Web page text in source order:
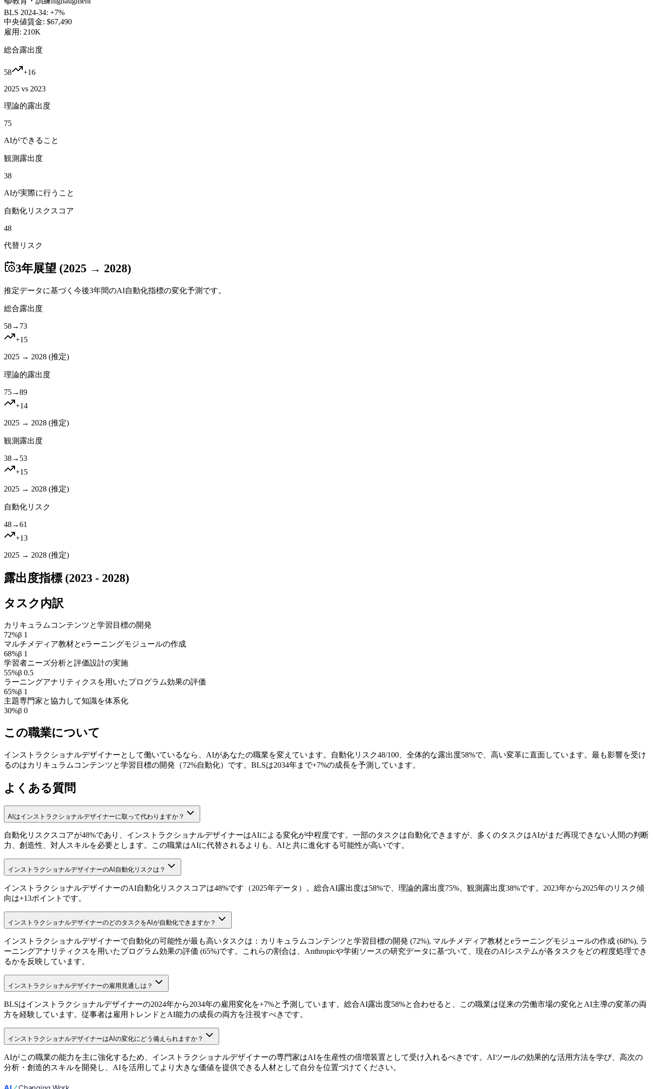
BLS 2024-34: +7%
中央値賃金: $67,490
雇用: 210K
総合露出度
58 +16
2025 vs 2023
理論的露出度
75
AIができること
観測露出度
38
AIが実際に行うこと
自動化リスクスコア
48
代替リスク
3年展望 (2025 → 2028)
推定データに基づく今後3年間のAI自動化指標の変化予測です。
総合露出度
58→ 73
+15
2025 → 2028 (推定)
理論的露出度
75→89
+14
2025 → 2028 (推定)
観測露出度
38→ 53
+15
2025 → 2028 (推定)
自動化リスク
48→61
+13
2025 → 2028 (推定)
露出度指標 (2023 - 2028)
タスク内訳
カリキュラムコンテンツと学習目標の開発
72%β 1
マルチメディア教材とeラーニングモジュールの作成
68%β 1
学習者ニーズ分析と評価設計の実施
55%β 0.5
ラーニングアナリティクスを用いたプログラム効果の評価
65%β 1
主題専門家と協力して知識を体系化
30%β 0
この職業について
インストラクショナルデザイナーとして働いているなら、AIがあなたの職業を変えています。自動化リスク48/100、全体的な露出度58%で、高い変革に直面しています。最も影響を受け
るのはカリキュラムコンテンツと学習目標の開発（72%自動化）です。BLSは2034年まで+7%の成長を予測しています。
よくある質問
AIはインストラクショナルデザイナーに取って代わりますか？
自動化リスクスコアが48%であり、インストラクショナルデザイナーはAIによる変化が中程度です。一部のタスクは自動化できますが、多くのタスクはAIがまだ再現できない人間の判断
力、創造性、対人スキルを必要とします。この職業はAIに代替されるよりも、AIと共に進化する可能性が高いです。
インストラクショナルデザイナーのAI自動化リスクは？
インストラクショナルデザイナーのAI自動化リスクスコアは48%です（2025年データ）。総合AI露出度は58%で、理論的露出度75%、観測露出度38%です。2023年から2025年のリスク傾
向は+13ポイントです。
インストラクショナルデザイナーのどのタスクをAIが自動化できますか？
インストラクショナルデザイナーで自動化の可能性が最も高いタスクは：カリキュラムコンテンツと学習目標の開発 (72%), マルチメディア教材とeラーニングモジュールの作成 (68%), ラ
ーニングアナリティクスを用いたプログラム効果の評価 (65%)です。これらの割合は、Anthropicや学術ソースの研究データに基づいて、現在のAIシステムが各タスクをどの程度処理でき
るかを反映しています。
インストラクショナルデザイナーの雇用見通しは？
BLSはインストラクショナルデザイナーの2024年から2034年の雇用変化を+7%と予測しています。総合AI露出度58%と合わせると、この職業は従来の労働市場の変化とAI主導の変革の両
方を経験しています。従事者は雇用トレンドとAI能力の成長の両方を注視すべきです。
インストラクショナルデザイナーはAIの変化にどう備えられますか？
AIがこの職業の能力を主に強化するため、インストラクショナルデザイナーの専門家はAIを生産性の倍増装置として受け入れるべきです。AIツールの効果的な活用方法を学び、高次の
分析・創造的スキルを開発し、AIを活用してより大きな価値を提供できる人材として自分を位置づけてください。